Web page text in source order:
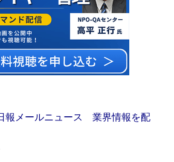
メールニュース 業界情報を配